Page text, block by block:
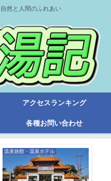
然と人間のふれあい
アクセスランキング
各種お問い合わせ
温泉旅館・温泉ホテル